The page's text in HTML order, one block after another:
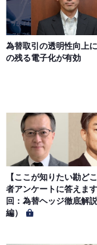
第７条（個人情報
当社は、会員の個
「プライバシーポ
為替取引の透明性向上
の残る電子化が有効
【ここが知りたい勘ど
者アンケートに答えま
回：為替ヘッジ徹底解
編）